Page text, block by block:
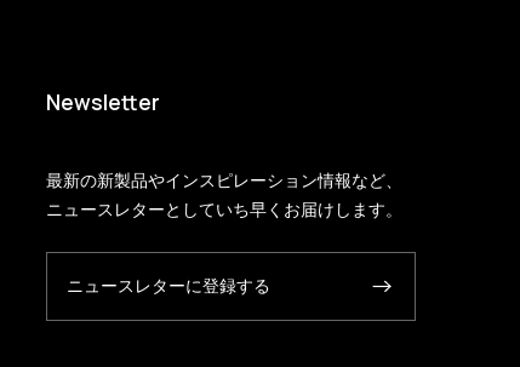
Newsletter
最新の新製品やインスピレーション情報など、
ニュースレターとしていち早くお届けします。
ニュースレターに登録する